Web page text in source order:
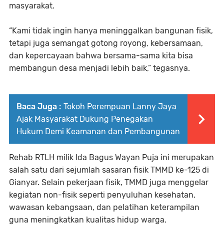
masyarakat.
“Kami tidak ingin hanya meninggalkan bangunan fisik,
tetapi juga semangat gotong royong, kebersamaan,
dan kepercayaan bahwa bersama-sama kita bisa
membangun desa menjadi lebih baik,” tegasnya.
Baca Juga : Tokoh Perempuan Lanny Jaya
Ajak Masyarakat Dukung Penegakan
Hukum Demi Keamanan dan Pembangunan
Rehab RTLH milik Ida Bagus Wayan Puja ini merupakan
salah satu dari sejumlah sasaran fisik TMMD ke-125 di
Gianyar. Selain pekerjaan fisik, TMMD juga menggelar
kegiatan non-fisik seperti penyuluhan kesehatan,
wawasan kebangsaan, dan pelatihan keterampilan
guna meningkatkan kualitas hidup warga.